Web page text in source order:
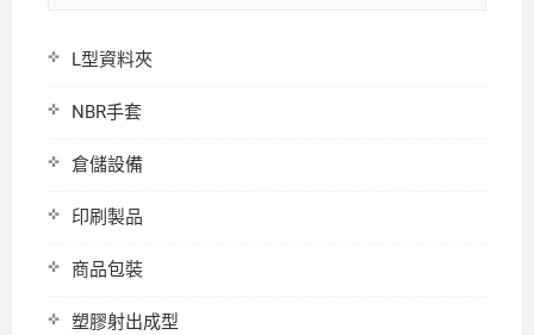
L型資料夾
NBR手套
倉儲設備
印刷製品
商品包裝
塑膠射出成型